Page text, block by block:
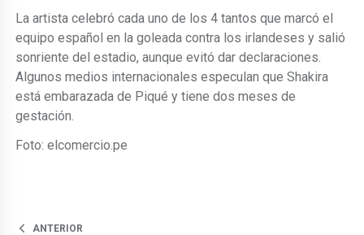
La artista celebró cada uno de los 4 tantos que marcó el
equipo español en la goleada contra los irlandeses y salió
sonriente del estadio, aunque evitó dar declaraciones.
Algunos medios internacionales especulan que Shakira
está embarazada de Piqué y tiene dos meses de
gestación.
Foto: elcomercio.pe
ANTERIOR